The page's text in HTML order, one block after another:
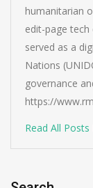
humanitarian
edit-page tech
served as a
Nations
governance
https://
Read All